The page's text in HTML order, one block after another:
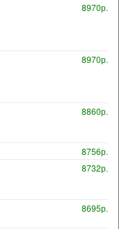
8970р.
8970р.
8860р.
8756р.
8732р.
8695р.